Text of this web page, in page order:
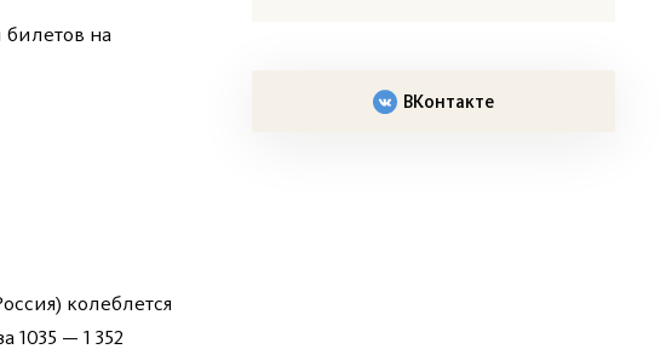
на
колеблется
1035 — 1 352
ВКонтакте